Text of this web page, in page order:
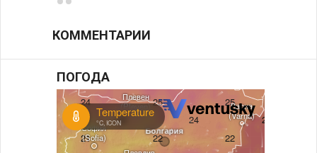
КОММЕНТАРИИ
ПОГОДА